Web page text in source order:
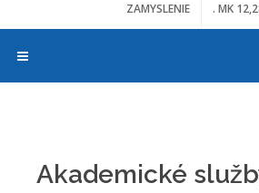
ZAMYSLENIE . MK
Akademické